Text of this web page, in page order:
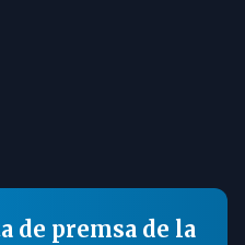
de premsa de la